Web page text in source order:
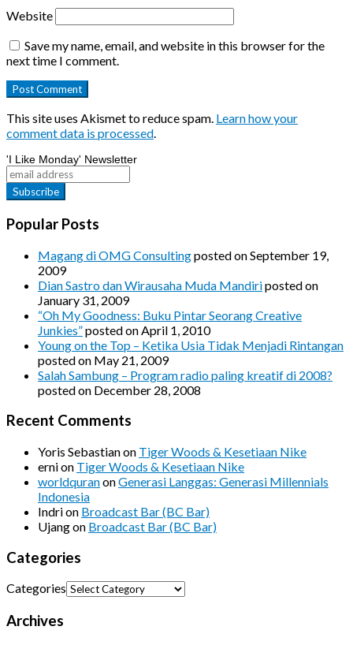
Website
Save my name, email, and website in this browser for the
next time I comment.
This site uses Akismet to reduce spam. Learn how your
comment data is processed.
'I Like Monday' Newsletter
Popular Posts
Magang di OMG Consultingposted on September 19,
2009
Dian Sastro dan Wirausaha Muda Mandiriposted on
January 31, 2009
“Oh My Goodness: Buku Pintar Seorang Creative
Junkies”posted on April 1, 2010
Young on the Top – Ketika Usia Tidak Menjadi Rintangan
posted on May 21, 2009
Salah Sambung – Program radio paling kreatif di 2008?
posted on December 28, 2008
Recent Comments
Yoris Sebastianon Tiger Woods & Kesetiaan Nike
ernion Tiger Woods & Kesetiaan Nike
worldquranonGenerasi Langgas: Generasi Millennials
Indonesia
Indrion Broadcast Bar (BC Bar)
Ujangon Broadcast Bar (BC Bar)
Categories
Categories
Archives